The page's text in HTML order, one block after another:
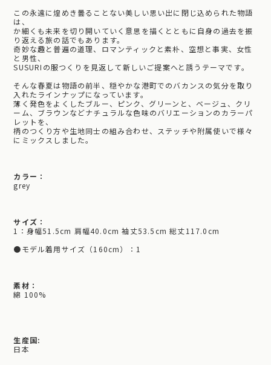
この永遠に煌めき曇ることない美しい思い出に閉じ込められた物語
は、
か細くも未来を切り開いていく意思を描くとともに自身の過去を振
り返える旅の話でもあります。
奇妙な趣と普遍の道理、ロマンティックと素朴、空想と事実、女性
と男性、
SUSURIの服つくりを見返して新しいご提案へと誘うテーマです。
そんな春夏は物語の前半、穏やかな港町でのバカンスの気分を取り
入れたラインナップになっています。
薄く発色をよくしたブルー、ピンク、グリーンと、ベージュ、クリ
ーム、ブラウンなどナチュラルな色味のバリエーションのカラーパ
レットを、
柄のつくり方や生地同士の組み合わせ、ステッチや附属使いで様々
にミックスしました。
カラー：
grey
サイズ：
1：身幅51.5cm 肩幅40.0cm 袖丈53.5cm 総丈117.0cm
●モデル着用サイズ（160cm）：1
素材：
綿 100%
生産国:
日本